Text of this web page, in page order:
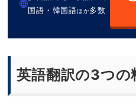
国語・韓国語ほか多数
英語翻訳の3つの